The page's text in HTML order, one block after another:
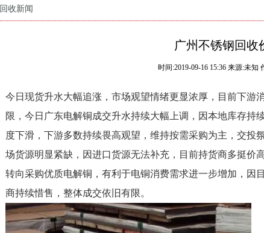
回收新闻
广州不锈钢回收
时间:2019-09-16 15:36来源:未知
今日现货升水大幅追涨，市场观望情绪更显浓厚，目前下游
限，今日广东电解铜成交升水持续大幅上调，因本地库存持
度下滑，下游多数持续畏高观望，维持按需采购为主，交投
场货源明显紧缺，因进口货源无法补充，目前持货商多挺价
转向采购优质电解铜，有利于电铜消费需求进一步增加，因
商持续惜售，整体成交依旧有限。